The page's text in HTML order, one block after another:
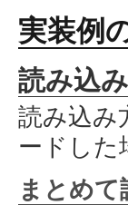
実装例
読み込み
読み込み
ードした
まとめ